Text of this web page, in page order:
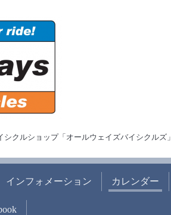
クルショップ「オールウェイズバイシクルズ」
インフォメーション カレンダー